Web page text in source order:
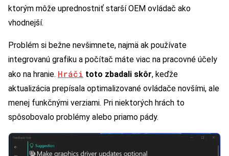
ktorým môže uprednostniť starší OEM ovládač ako
vhodnejší.
Problém si bežne nevšimnete, najmä ak používate
integrovanú grafiku a počítač máte viac na pracovné účely
ako na hranie. Hráči toto zbadali skôr, keďže
aktualizácia prepísala optimalizované ovládače novšími, ale
menej funkčnými verziami. Pri niektorých hrách to
spôsobovalo problémy alebo priamo pády.